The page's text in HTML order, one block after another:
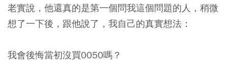
老實說，他還真的是第一個問我這個問題的人，稍微
想了一下後，跟他說了，我自己的真實想法：
我會後悔當初沒買0050嗎？